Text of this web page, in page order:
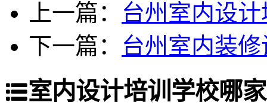
上一篇： 台州室内设
下一篇： 台州室内装
室内设计培训学校哪